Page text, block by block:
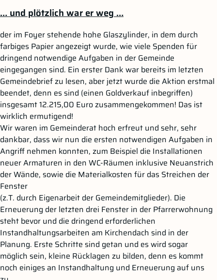
… und plötzlich war er weg …
der im Foyer stehende hohe Glaszylinder, in dem durch
farbiges Papier angezeigt wurde, wie viele Spenden für
dringend notwendige Aufgaben in der Gemeinde
eingegangen sind. Ein erster Dank war bereits im letzten
Gemeindebrief zu lesen, aber jetzt wurde die Aktion erstmal
beendet, denn es sind (einen Goldverkauf inbegriffen)
insgesamt 12.215,00 Euro zusammengekommen! Das ist
wirklich ermutigend!
Wir waren im Gemeinderat hoch erfreut und sehr, sehr
dankbar, dass wir nun die ersten notwendigen Aufgaben in
Angriff nehmen konnten, zum Beispiel die Installationen
neuer Armaturen in den WC-Räumen inklusive Neuanstrich
der Wände, sowie die Materialkosten für das Streichen der
Fenster
(z.T. durch Eigenarbeit der Gemeindemitglieder). Die
Erneuerung der letzten drei Fenster in der Pfarrerwohnung
steht bevor und die dringend erforderlichen
Instandhaltungsarbeiten am Kirchendach sind in der
Planung. Erste Schritte sind getan und es wird sogar
möglich sein, kleine Rücklagen zu bilden, denn es kommt
noch einiges an Instandhaltung und Erneuerung auf uns